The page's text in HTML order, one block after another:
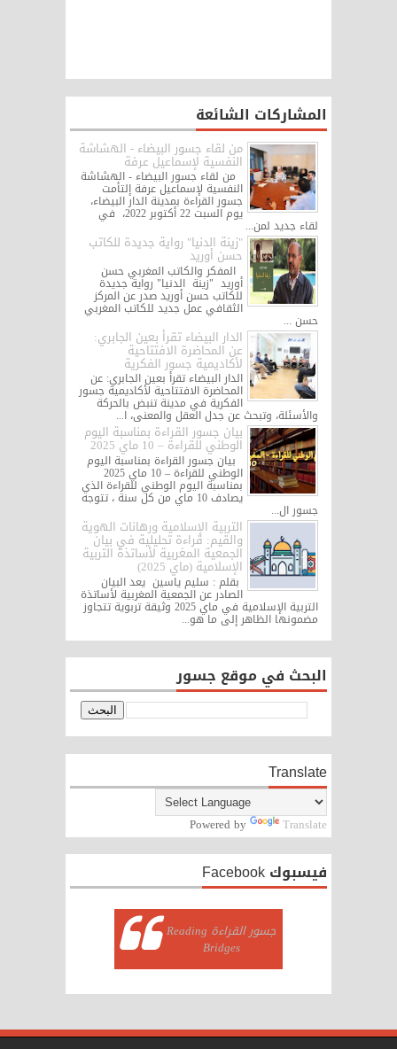
المشاركات الشائعة
من لقاء جسور البيضاء - الهشاشة
النفسية لإسماعيل عرفة
من لقاء جسور البيضاء - الهشاشة
النفسية لإسماعيل عرفة إلتأمت
جسور القراءة بمدينة الدار البيضاء،
يوم السبت 22 أكتوبر 2022، في
لقاء جديد لمن...
"زينة الدنيا" رواية جديدة للكاتب
حسن أوريد
المفكر والكاتب المغربي حسن
أوريد "زينة الدنيا" رواية جديدة
للكاتب حسن أوريد صدر عن المركز
الثقافي عمل جديد للكاتب المغربي
حسن ...
الدار البيضاء تقرأ بعين الجابري:
عن المحاضرة الافتتاحية
لأكاديمية جسور الفكرية
الدار البيضاء تقرأ بعين الجابري: عن
المحاضرة الافتتاحية لأكاديمية جسور
الفكرية في مدينة تنبض بالحركة
والأسئلة، وتبحث عن جدل العقل والمعنى، ا...
بيان جسور القراءة بمناسبة اليوم
الوطني للقراءة – 10 ماي 2025
بيان جسور القراءة بمناسبة اليوم
الوطني للقراءة – 10 ماي 2025
بمناسبة اليوم الوطني للقراءة الذي
يصادف 10 ماي من كل سنة ، تتوجه
جسور ال...
التربية الإسلامية ورهانات الهوية
والقيم: قراءة تحليلية في بيان
الجمعية المغربية لأساتذة التربية
الإسلامية (ماي 2025)
بقلم : سليم ياسين يعد البيان
الصادر عن الجمعية المغربية لأساتذة
التربية الإسلامية في ماي 2025 وثيقة تربوية تتجاوز
مضمونها الظاهر إلى ما هو...
البحث في موقع جسور
Translate
Powered by Translate
فيسبوك Facebook
‏جسور القراءة Reading
Bridges‏